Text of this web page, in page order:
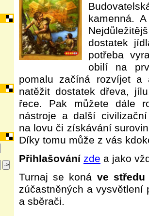
kamenná.
dostatek
potřeba
obilí na
pomalu začíná rozvíjet
natěžit dostatek dřeva,
řece. Pak můžete dále
nástroje a další
na lovu či získávání
Díky tomu může z vás
Přihlašování zde a jako
Turnaj se koná ve středu
zúčastněných a vysvětlení
a sběrači.